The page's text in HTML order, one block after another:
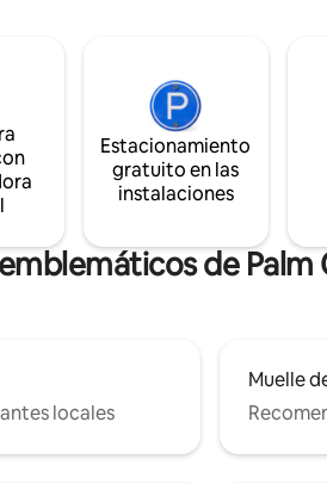
Estacionamiento
gratuito en las
instalaciones
de Palm
locales
Muelle